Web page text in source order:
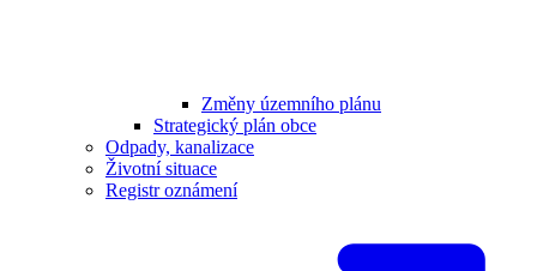
Změny územního plánu
Strategický plán obce
Odpady, kanalizace
Životní situace
Registr oznámení